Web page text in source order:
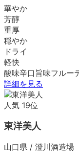
華やか
芳醇
重厚
穏やか
ドライ
軽快
酸味辛口 旨味フルー
詳細を見る
人気 19位
東洋美人
山口県 / 澄川酒造場